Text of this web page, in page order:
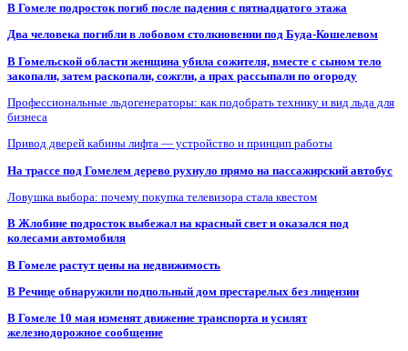
В Гомеле подросток погиб после падения с пятнадцатого этажа
Два человека погибли в лобовом столкновении под Буда-Кошелевом
В Гомельской области женщина убила сожителя, вместе с сыном тело
закопали, затем раскопали, сожгли, а прах рассыпали по огороду
Профессиональные льдогенераторы: как подобрать технику и вид льда для
бизнеса
Привод дверей кабины лифта — устройство и принцип работы
На трассе под Гомелем дерево рухнуло прямо на пассажирский автобус
Ловушка выбора: почему покупка телевизора стала квестом
В Жлобине подросток выбежал на красный свет и оказался под
колесами автомобиля
В Гомеле растут цены на недвижимость
В Речице обнаружили подпольный дом престарелых без лицензии
В Гомеле 10 мая изменят движение транспорта и усилят
железнодорожное сообщение